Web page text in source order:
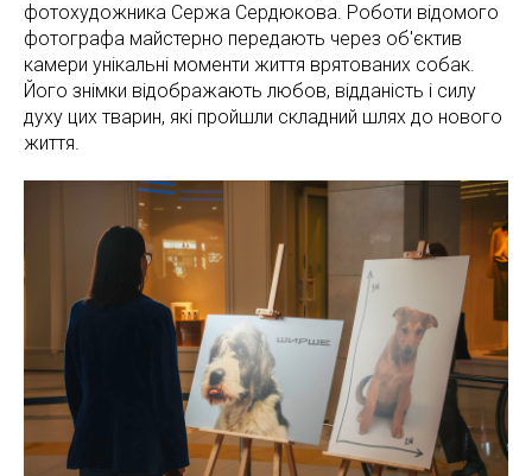
фотохудожника Сержа Сердюкова. Роботи відомого
фотографа майстерно передають через об'єктив
камери унікальні моменти життя врятованих собак.
Його знімки відображають любов, відданість і силу
духу цих тварин, які пройшли складний шлях до нового
життя.